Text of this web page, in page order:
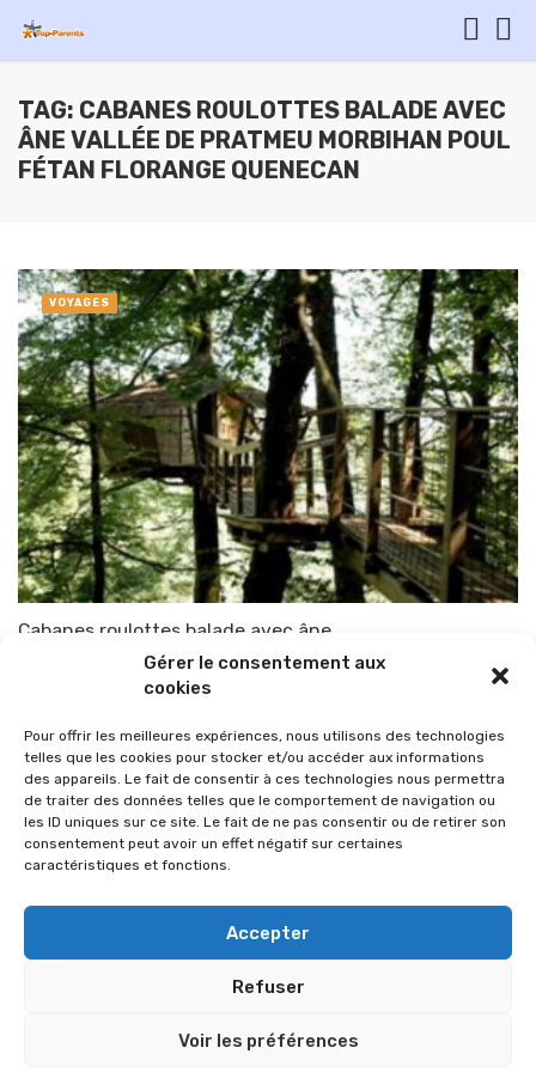
Gérer le consentement aux
cookies
Pour offrir les meilleures expériences, nous utilisons des technologies
telles que les cookies pour stocker et/ou accéder aux informations
des appareils. Le fait de consentir à ces technologies nous permettra
de traiter des données telles que le comportement de navigation ou
les ID uniques sur ce site. Le fait de ne pas consentir ou de retirer son
consentement peut avoir un effet négatif sur certaines
caractéristiques et fonctions.
Accepter
Refuser
Voir les préférences
TAG: CABANES ROULOTTES BALADE AVEC
ÂNE VALLÉE DE PRATMEU MORBIHAN POUL
FÉTAN FLORANGE QUENECAN
Cabanes roulottes balade avec âne
TOP-PARENTS 14 juillet 2009
VOYAGES